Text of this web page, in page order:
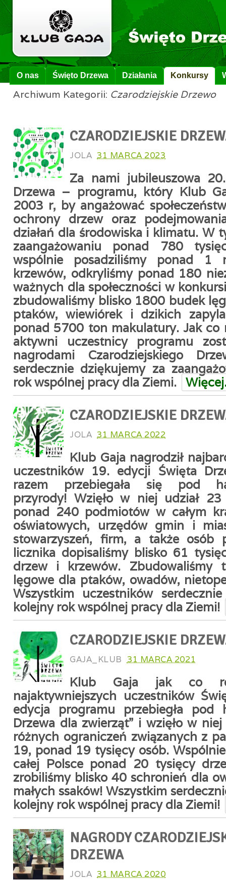
O nas Święto Drzewa Działania Konkursy
Archiwum Kategorii: Czarodziejskie Drzewo
CZARODZIEJSKIE
JOLA 31 MARCA 2023
Za nami jubileuszowa
Drzewa – programu, który Klub
2003 r, by angażować
ochrony drzew oraz
działań dla środowiska i klimatu. W
zaangażowaniu ponad 780
wspólnie posadziliśmy ponad 1
krzewów, odkryliśmy ponad 180
ważnych dla społeczności w
zbudowaliśmy blisko 1800 budek
ptaków, wiewiórek i dzikich
ponad 5700 ton makulatury. Jak co
aktywni uczestnicy programu
nagrodami Czarodziejskiego
serdecznie dziękujemy za
rok wspólnej pracy dla Ziemi.
CZARODZIEJSKIE
JOLA 31 MARCA 2022
Klub Gaja nagrodził
uczestników 19. edycji Święta
razem przebiegała się pod
przyrody! Wzięło w niej udział
ponad 240 podmiotów w całym
oświatowych, urzędów gmin i
stowarzyszeń, firm, a także osób
licznika dopisaliśmy blisko 61
drzew i krzewów. Zbudowaliśmy
lęgowe dla ptaków, owadów,
Wszystkim uczestników
kolejny rok wspólnej pracy dla Ziemi!
CZARODZIEJSKIE
GAJA_KLUB 31 MARCA 2021
Klub Gaja jak co
najaktywniejszych uczestników
edycja programu przebiegła pod
Drzewa dla zwierząt” i wzięło w
różnych ograniczeń związanych z
19, ponad 19 tysięcy osób.
całej Polsce ponad 20 tysięcy
zrobiliśmy blisko 40 schronień dla
małych ssaków! Wszystkim
kolejny rok wspólnej pracy dla Ziemi!
NAGRODY
DRZEWA
JOLA 31 MARCA 2020